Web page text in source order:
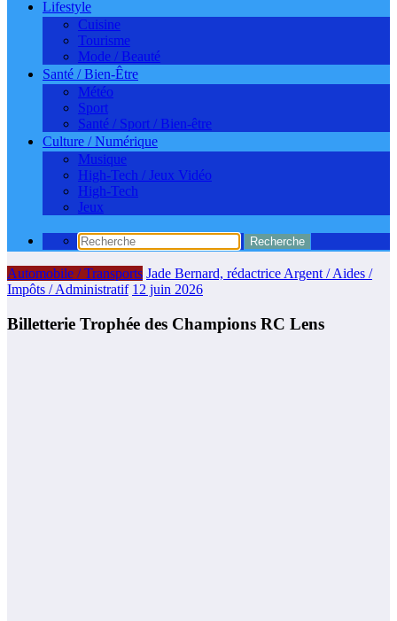
Lifestyle
Cuisine
Tourisme
Mode / Beauté
Santé / Bien-Être
Météo
Sport
Santé / Sport / Bien-être
Culture / Numérique
Musique
High-Tech / Jeux Vidéo
High-Tech
Jeux
Automobile / Transports Jade Bernard, rédactrice Argent / Aides /
Impôts / Administratif 12 juin 2026
Billetterie Trophée des Champions RC Lens